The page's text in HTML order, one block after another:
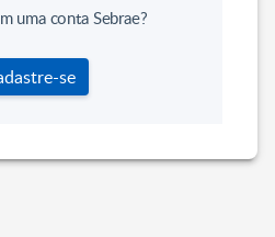
uma conta Sebrae?
se